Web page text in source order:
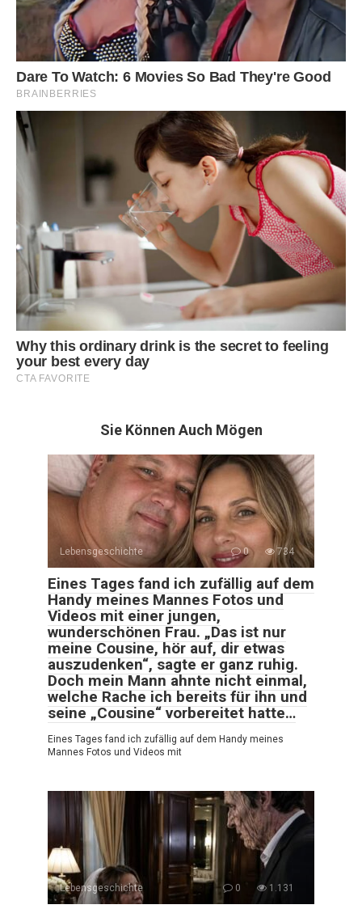
Sie Können Auch Mögen
Lebensgeschichte 0 734
Eines Tages fand ich zufällig auf dem
Handy meines Mannes Fotos und
Videos mit einer jungen,
wunderschönen Frau. „Das ist nur
meine Cousine, hör auf, dir etwas
auszudenken“, sagte er ganz ruhig.
Doch mein Mann ahnte nicht einmal,
welche Rache ich bereits für ihn und
seine „Cousine“ vorbereitet hatte…
Eines Tages fand ich zufällig auf dem Handy meines
Mannes Fotos und Videos mit
Lebensgeschichte 0 1.131